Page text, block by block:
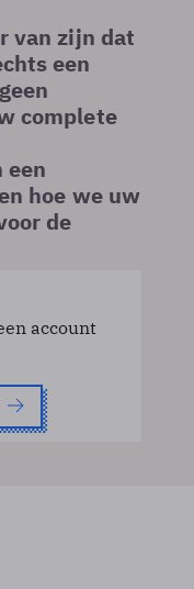
van zijn dat
een
complete
een
hoe we uw
de
account